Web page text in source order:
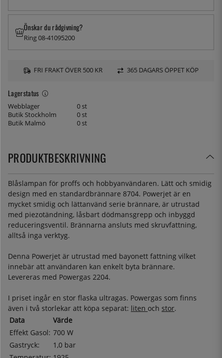
Lagerstatus
Webblager
0 st
Butik Stockholm
0 st
Butik Malmö
0 st
Önskar du rådgivning?
Ring 08-41095200
FRI FRAKT ÖVER 500 KR 365 DAGARS ÖPPET KÖP
PRODUKTBESKRIVNING
Blåslampan för proffs och hobbyanvändaren. Lätt och smidig
design med en standardbrännare 8704. Powerjet är en
mycket smidig och lättanvänd serie brännare, är utrustad
med piezotändning, låsbart dödmansgrepp och inbyggd
reduceringsventil. Brännarna ansluts med skruvfattning,
alltså inga verktyg.
Denna Powerjet är utrustad med bayonett fattning vilket
innebär att användaren kan enkelt byta brännare.
Levereras med Powergas 2204.
I priset ingår en stor flaska ultragas. Powergas som finns
även i två storlekar att köpa separat: liten och stor.
Data
Värde
Effekt Gasol: 700 W
Gastryck:
1,0 bar